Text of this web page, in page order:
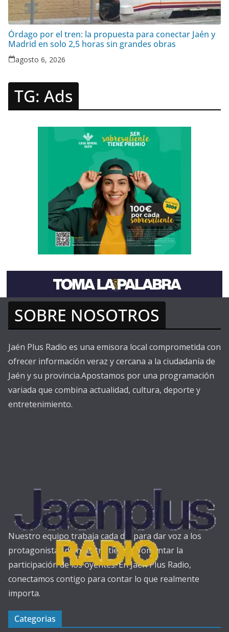
Órdago por el tren: la propuesta para conectar Jaén y
Madrid en solo 2,5 horas sin grandes obras
agosto 6, 2026
TG: Ads
SOBRE NOSOTROS
Jaén Plus Radio es una emisora local comprometida con
ofrecer información veraz y cercana a la ciudadanía de
Jaén y su provincia.Apostamos por una programación
variada que combina actualidad, cultura, deporte y
entretenimiento.
Nuestro equipo trabaja cada día para dar voz a los
protagonistas de nuestra tierra y fomentar la
participación de los oyentes. En Jaén Plus Radio,
conectamos contigo para contar lo que realmente
importa.
Categorias